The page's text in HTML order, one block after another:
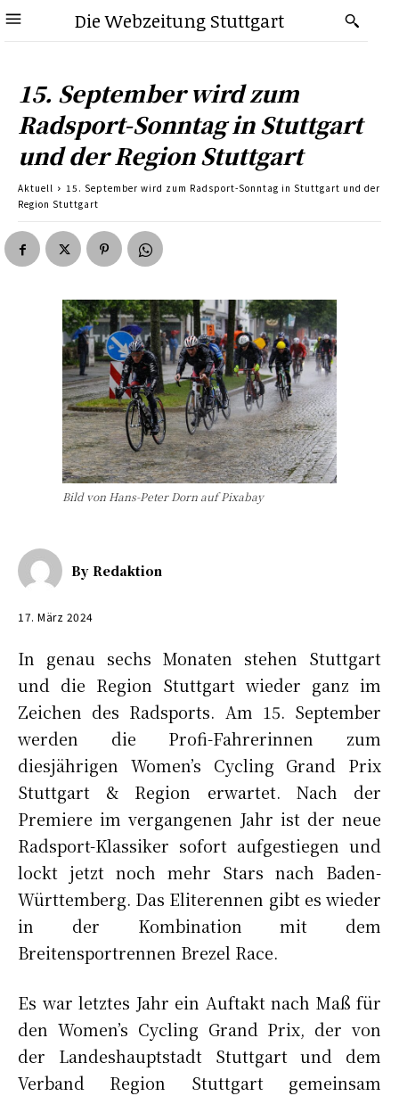
Die Webzeitung Stuttgart
15. September wird zum
Radsport-Sonntag in Stuttgart
und der Region Stuttgart
Aktuell
15. September wird zum Radsport-Sonntag in Stuttgart und der
Region Stuttgart
Bild von Hans-Peter Dorn auf Pixabay
By Redaktion
17. März 2024
In genau sechs Monaten stehen Stuttgart
und die Region Stuttgart wieder ganz im
Zeichen des Radsports. Am 15. September
werden die Profi-Fahrerinnen zum
diesjährigen Women’s Cycling Grand Prix
Stuttgart & Region erwartet. Nach der
Premiere im vergangenen Jahr ist der neue
Radsport-Klassiker sofort aufgestiegen und
lockt jetzt noch mehr Stars nach Baden-
Württemberg. Das Eliterennen gibt es wieder
in der Kombination mit dem
Breitensportrennen Brezel Race.
Es war letztes Jahr ein Auftakt nach Maß für
den Women’s Cycling Grand Prix, der von
der Landeshauptstadt Stuttgart und dem
Verband Region Stuttgart gemeinsam